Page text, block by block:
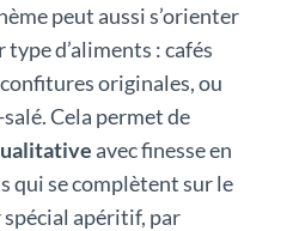
peut aussi s’orienter
d’aliments : cafés
originales, ou
Cela permet de
avec finesse en
qui se complètent sur le
apéritif, par